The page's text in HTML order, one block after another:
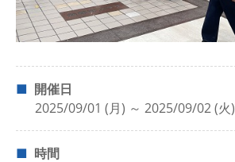
開催日
2025/09/01 (月) ～ 2025/09/02 (火)
時間